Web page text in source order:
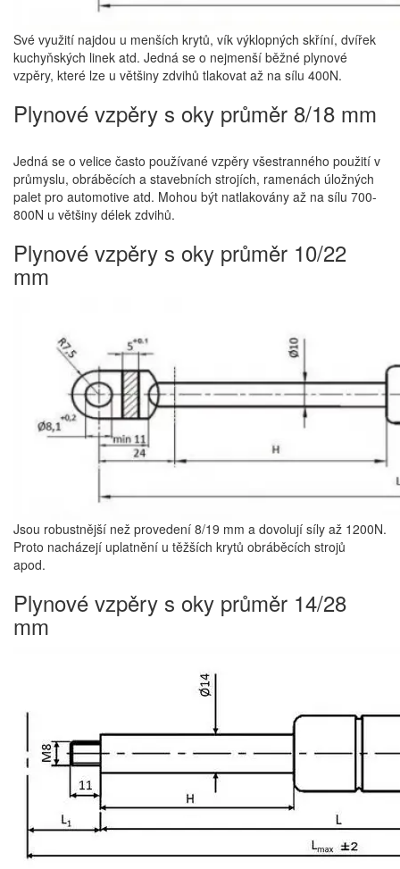
Své využití najdou u menších krytů, vík výklopných skříní, dvířek
kuchyňských linek atd. Jedná se o nejmenší běžné plynové
vzpěry, které lze u většiny zdvihů tlakovat až na sílu 400N.
Plynové vzpěry s oky průměr 8/18 mm
Jedná se o velice často používané vzpěry všestranného použití v
průmyslu, obráběcích a stavebních strojích, ramenách úložných
palet pro automotive atd. Mohou být natlakovány až na sílu 700-
800N u většiny délek zdvihů.
Plynové vzpěry s oky průměr 10/22
mm
Jsou robustnější než provedení 8/19 mm a dovolují síly až 1200N.
Proto nacházejí uplatnění u těžších krytů obráběcích strojů
apod.
Plynové vzpěry s oky průměr 14/28
mm